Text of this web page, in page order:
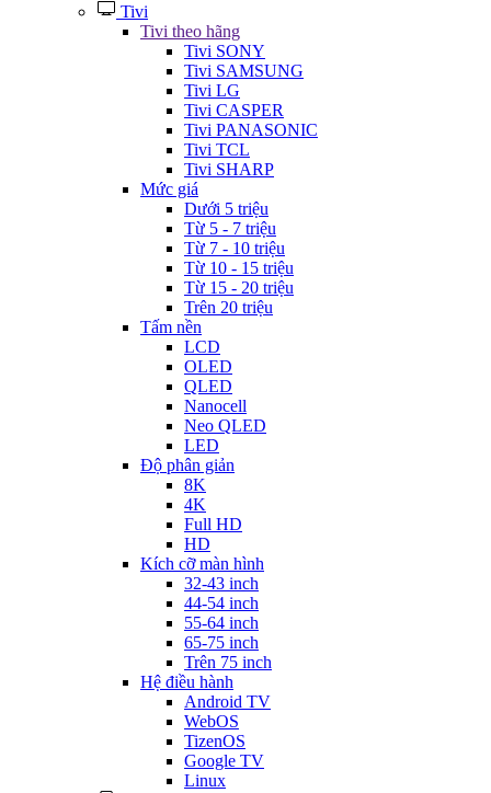
Tivi
Tivi theo hãng
Tivi SONY
Tivi SAMSUNG
Tivi LG
Tivi CASPER
Tivi PANASONIC
Tivi TCL
Tivi SHARP
Mức giá
Dưới 5 triệu
Từ 5 - 7 triệu
Từ 7 - 10 triệu
Từ 10 - 15 triệu
Từ 15 - 20 triệu
Trên 20 triệu
Tấm nền
LCD
OLED
QLED
Nanocell
Neo QLED
LED
Độ phân giản
8K
4K
Full HD
HD
Kích cỡ màn hình
32-43 inch
44-54 inch
55-64 inch
65-75 inch
Trên 75 inch
Hệ điều hành
Android TV
WebOS
TizenOS
Google TV
Linux